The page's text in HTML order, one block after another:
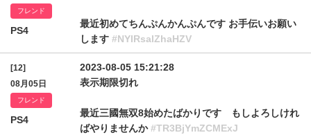
フレンド
PS4
最近初めてちんぷんかんぷんです お手伝いお願い
します #NYlRsalZhaHZV
[12]
08月05日
フレンド
PS4
2023-08-05 15:21:28
表示期限切れ
最近三國無双8始めたばかりです もしよろしけれ
ばやりませんか#TR3BjYmZCMExJ